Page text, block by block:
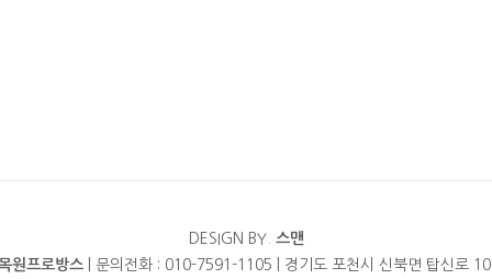
DESIGN BY. 스맨
원프로방스 | 문의전화 : 010-7591-1105 | 경기도 포천시 신북면 탑신로